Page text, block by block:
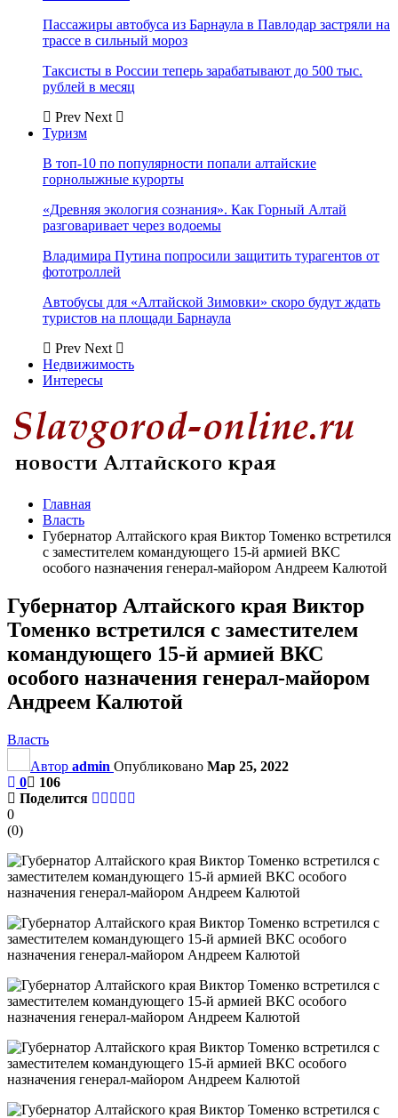
Пассажиры автобуса из Барнаула в Павлодар застряли на
трассе в сильный мороз
Таксисты в России теперь зарабатывают до 500 тыс.
рублей в месяц
Prev Next
Туризм
В топ-10 по популярности попали алтайские
горнолыжные курорты
«Древняя экология сознания». Как Горный Алтай
разговаривает через водоемы
Владимира Путина попросили защитить турагентов от
фототроллей
Автобусы для «Алтайской Зимовки» скоро будут ждать
туристов на площади Барнаула
Prev Next
Недвижимость
Интересы
Главная
Власть
Губернатор Алтайского края Виктор Томенко встретился
с заместителем командующего 15-й армией ВКС
особого назначения генерал-майором Андреем Калютой
Губернатор Алтайского края Виктор
Томенко встретился с заместителем
командующего 15-й армией ВКС
особого назначения генерал-майором
Андреем Калютой
Власть
Автор admin Опубликовано Мар 25, 2022
0
106
Поделится
0
(0)